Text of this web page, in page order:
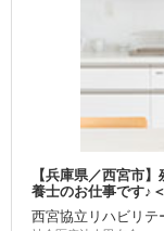
【兵庫県／西宮市
養士のお仕事です♪
西宮協立リハビリテ